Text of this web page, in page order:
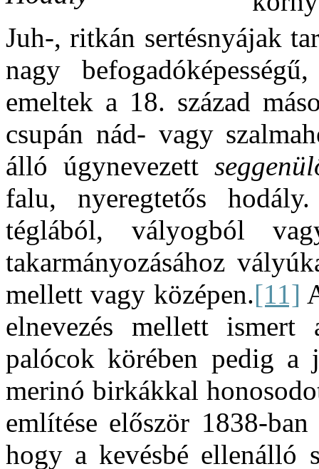
Juh-, ritkán sertésnyájak
nagy
emeltek a 18. század
csupán nád- vagy
álló úgynevezett
falu, nyeregtetős
téglából, vályogból
takarmányozásához
mellett vagy középen.[11]
elnevezés mellett
palócok körében pedig
merinó birkákkal
említése először 1838-
hogy a kevésbé ellenálló